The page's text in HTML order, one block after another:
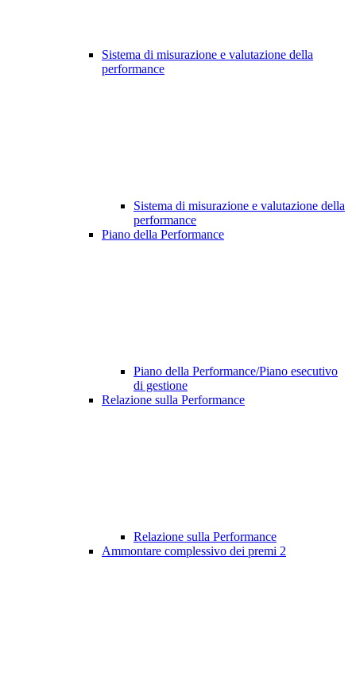
Sistema di misurazione e valutazione della
performance
Sistema di misurazione e valutazione della
performance
Piano della Performance
Piano della Performance/Piano esecutivo
di gestione
Relazione sulla Performance
Relazione sulla Performance
Ammontare complessivo dei premi 2